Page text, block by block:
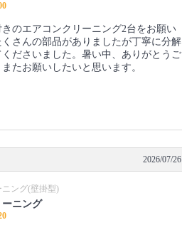
のエアコンクリーニング2台をお願い
くさんの部品がありましたが丁寧に分解
くださいました。暑い中、ありがとうご
たお願いしたいと思います。
2026/07/26
ング(壁掛型)
ーニング